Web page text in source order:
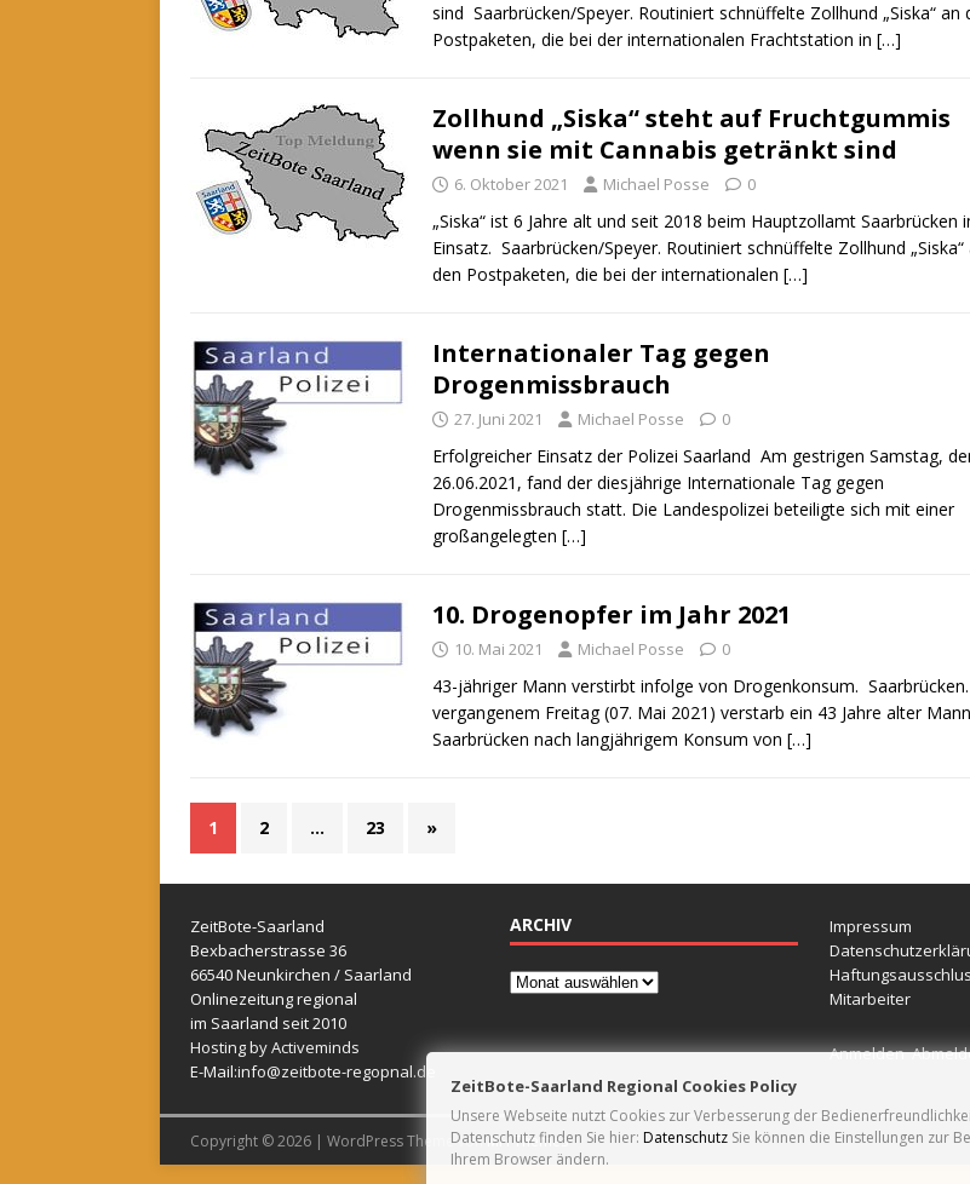
sind Saarbrücken/Speyer. Routiniert schnüffelte Zollhund „Siska“ an
Postpaketen, die bei der internationalen Frachtstation in […]
Zollhund „Siska“ steht auf Fruchtgummis
wenn sie mit Cannabis getränkt sind
6. Oktober 2021 Michael Posse 0
„Siska“ ist 6 Jahre alt und seit 2018 beim Hauptzollamt Saarbrücken
Einsatz. Saarbrücken/Speyer. Routiniert schnüffelte Zollhund „Siska“
den Postpaketen, die bei der internationalen […]
Internationaler Tag gegen
Drogenmissbrauch
27. Juni 2021 Michael Posse 0
Erfolgreicher Einsatz der Polizei Saarland Am gestrigen Samstag,
26.06.2021, fand der diesjährige Internationale Tag gegen
Drogenmissbrauch statt. Die Landespolizei beteiligte sich mit einer
großangelegten […]
10. Drogenopfer im Jahr 2021
10. Mai 2021 Michael Posse 0
43-jähriger Mann verstirbt infolge von Drogenkonsum.
vergangenem Freitag (07. Mai 2021) verstarb ein 43 Jahre alter
Saarbrücken nach langjährigem Konsum von […]
1 2 … 23 »
ZeitBote-Saarland
Bexbacherstrasse 36
66540 Neunkirchen / Saarland
Onlinezeitung regional
im Saarland seit 2010
Hosting by Activeminds
E-Mail:info@zeitbote-regopnal.de
ARCHIV
Impressum
Mitarbeiter
Anmelden
Copyright © 2026 | WordPress Theme vonMH Themes
ZeitBote-Saarland Regional Cookies Policy
Unsere Webseite nutzt Cookies zur Verbesserung der
Datenschutz finden Sie hier: Datenschutz Sie können die Einstellungen zur
Ihrem Browser ändern.